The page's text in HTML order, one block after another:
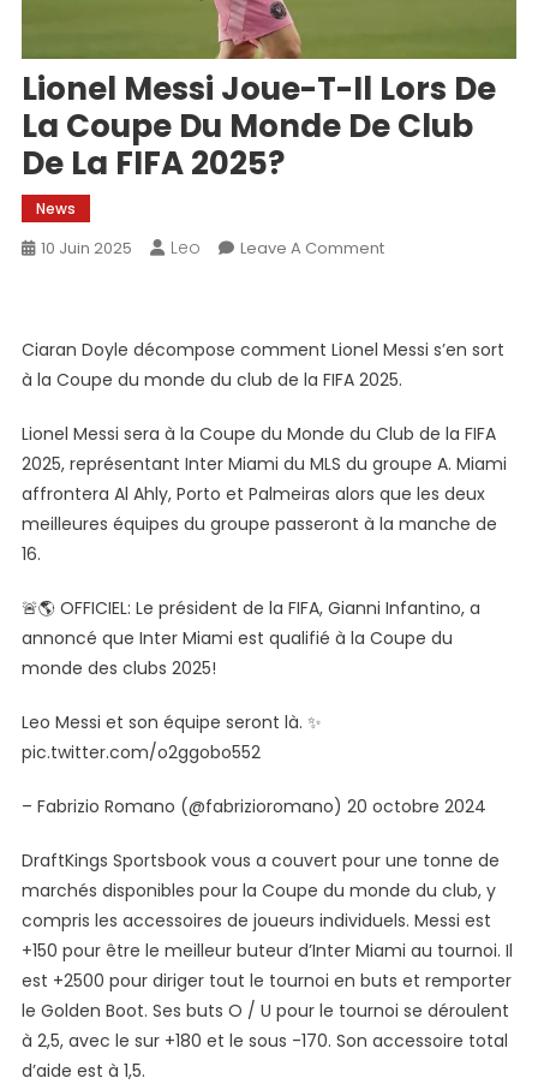
Lionel Messi Joue-T-Il Lors De
La Coupe Du Monde De Club
De La FIFA 2025?
News
10 Juin 2025 Leo Leave A CommentOn
T-
Il
De
La
Coupe
Du
Club
De
Ciaran Doyle décompose comment Lionel Messi s’en sort
à la Coupe du monde du club de la FIFA 2025.
Lionel Messi sera à la Coupe du Monde du Club de la FIFA
2025, représentant Inter Miami du MLS du groupe A. Miami
affrontera Al Ahly, Porto et Palmeiras alors que les deux
meilleures équipes du groupe passeront à la manche de
16.
🚨🌎 OFFICIEL: Le président de la FIFA, Gianni Infantino, a
annoncé que Inter Miami est qualifié à la Coupe du
monde des clubs 2025!
Leo Messi et son équipe seront là. ✨
pic.twitter.com/o2ggobo552
– Fabrizio Romano (@fabrizioromano) 20 octobre 2024
DraftKings Sportsbook vous a couvert pour une tonne de
marchés disponibles pour la Coupe du monde du club, y
compris les accessoires de joueurs individuels. Messi est
+150 pour être le meilleur buteur d’Inter Miami au tournoi. Il
est +2500 pour diriger tout le tournoi en buts et remporter
le Golden Boot. Ses buts O / U pour le tournoi se déroulent
à 2,5, avec le sur +180 et le sous -170. Son accessoire total
d’aide est à 1,5.